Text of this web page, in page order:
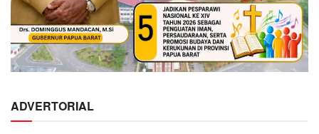
ADVERTORIAL